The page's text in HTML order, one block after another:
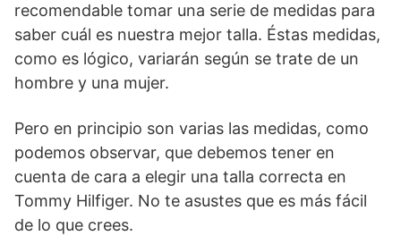
recomendable tomar una serie de medidas para
saber cuál es nuestra mejor talla. Éstas medidas,
como es lógico, variarán según se trate de un
hombre y una mujer.
Pero en principio son varias las medidas, como
podemos observar, que debemos tener en
cuenta de cara a elegir una talla correcta en
Tommy Hilfiger. No te asustes que es más fácil
de lo que crees.